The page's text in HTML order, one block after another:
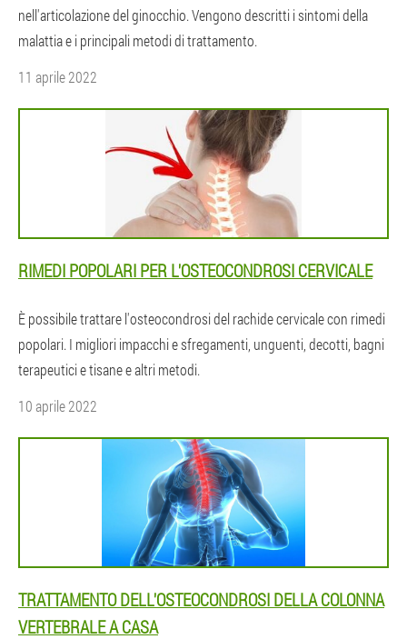
nell'articolazione del ginocchio. Vengono descritti i sintomi della
malattia e i principali metodi di trattamento.
11 aprile 2022
RIMEDI POPOLARI PER L'OSTEOCONDROSI CERVICALE
È possibile trattare l'osteocondrosi del rachide cervicale con rimedi
popolari. I migliori impacchi e sfregamenti, unguenti, decotti, bagni
terapeutici e tisane e altri metodi.
10 aprile 2022
TRATTAMENTO DELL'OSTEOCONDROSI DELLA COLONNA
VERTEBRALE A CASA